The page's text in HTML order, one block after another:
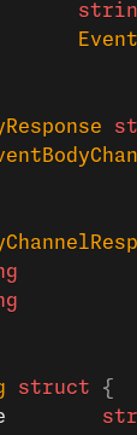
struct {